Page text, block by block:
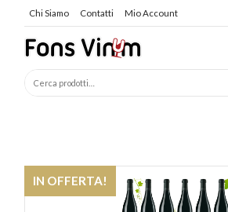
Chi Siamo Contatti Mio Account
IN OFFERTA!